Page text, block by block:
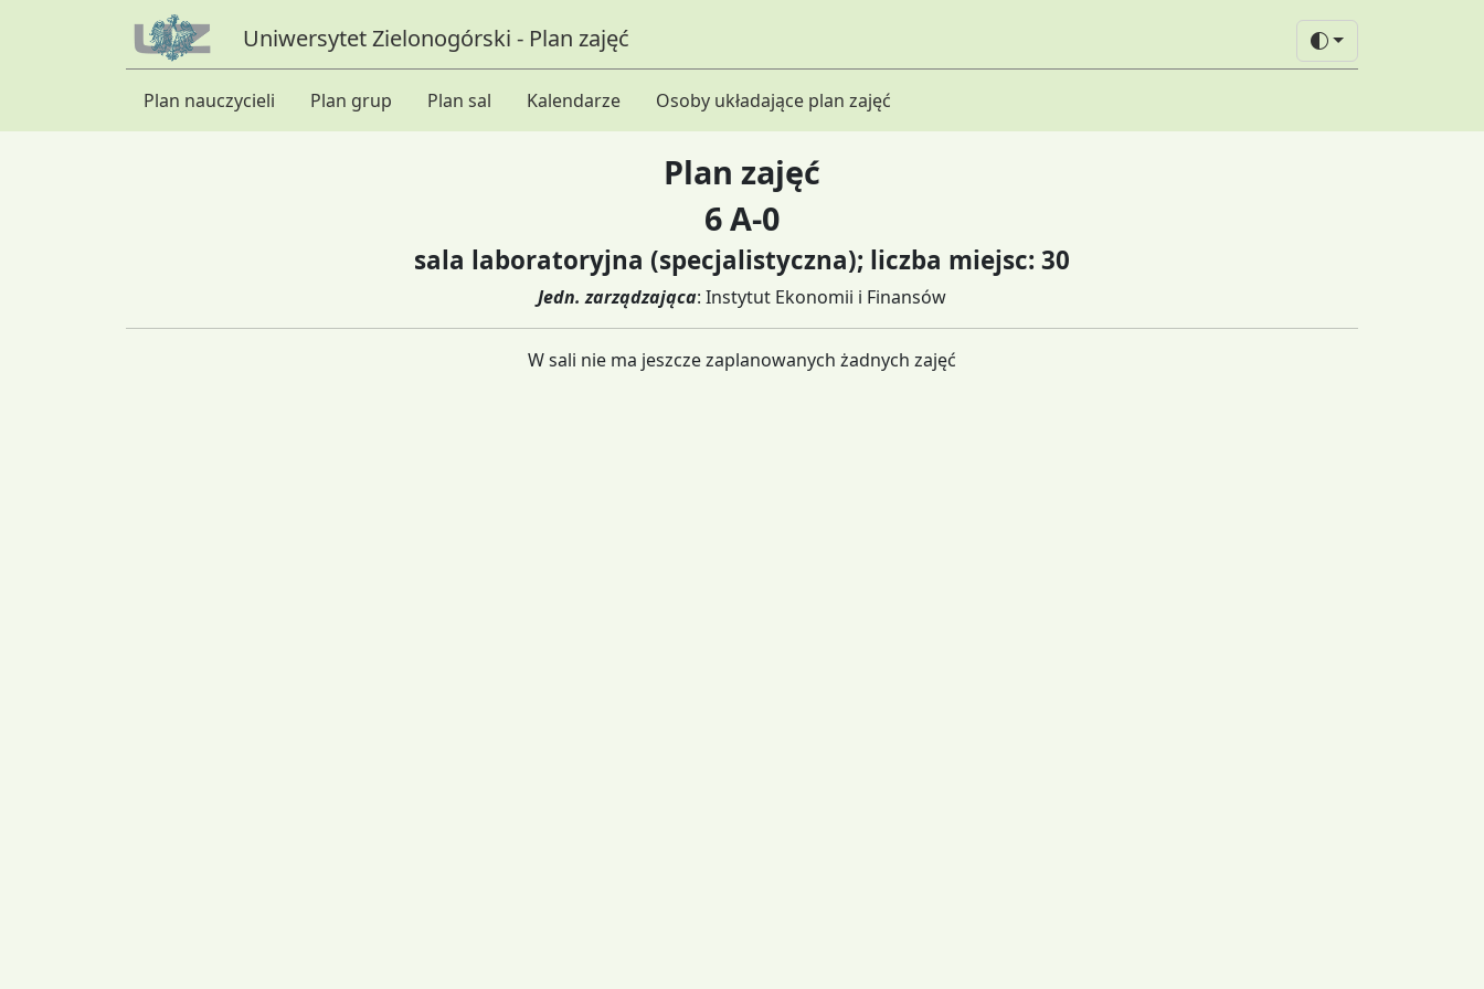
Uniwersytet Zielonogórski - Plan zajęć
Plan nauczycieli Plan grup Plan sal Kalendarze Osoby układające plan zajęć
Plan zajęć
6 A-0
sala laboratoryjna (specjalistyczna); liczba miejsc: 30
Jedn. zarządzająca: Instytut Ekonomii i Finansów
W sali nie ma jeszcze zaplanowanych żadnych zajęć